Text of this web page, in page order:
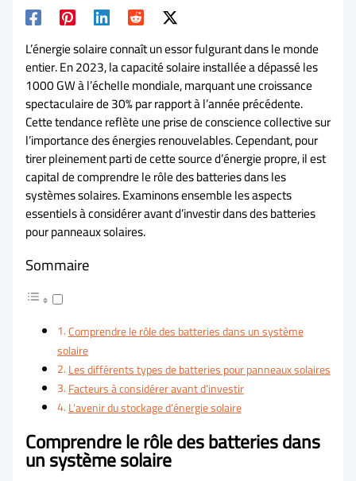
L’énergie solaire connaît un essor fulgurant dans le monde
entier. En 2023, la capacité solaire installée a dépassé les
1000 GW à l’échelle mondiale, marquant une croissance
spectaculaire de 30% par rapport à l’année précédente.
Cette tendance reflète une prise de conscience collective sur
l’importance des énergies renouvelables. Cependant, pour
tirer pleinement parti de cette source d’énergie propre, il est
capital de comprendre le rôle des batteries dans les
systèmes solaires. Examinons ensemble les aspects
essentiels à considérer avant d’investir dans des batteries
pour panneaux solaires.
Sommaire
Comprendre le rôle des batteries dans un système
solaire
Les différents types de batteries pour panneaux solaires
Facteurs à considérer avant d’investir
L’avenir du stockage d’énergie solaire
Comprendre le rôle des batteries dans
un système solaire